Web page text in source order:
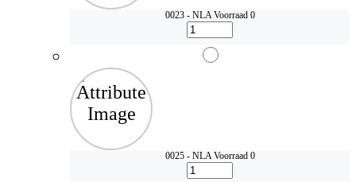
0023 - NLAVoorraad 0
0025 - NLAVoorraad 0